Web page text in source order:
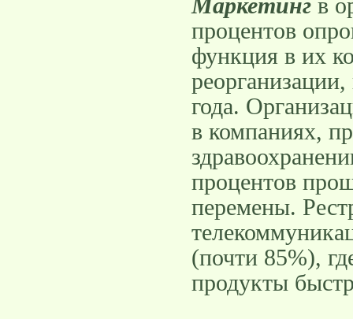
Маркетинг в
процентов
функция в их
года.
в компаниях,
процентов
перемены.
(почти 85%),
продукты